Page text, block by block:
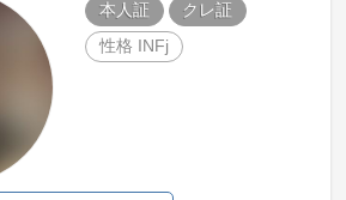
本人証
クレ証
性格 INFj